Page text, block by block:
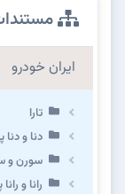
ایران خودرو
تارا
دنا و
سورن و
رانا و